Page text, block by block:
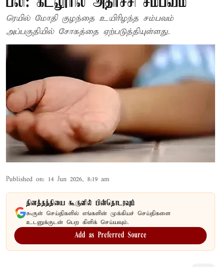
ரெயில் மோதி குழந்தை உயிரிழந்த சம்பவம்
அப்பகுதியில் சோகத்தை ஏற்படுத்தியுள்ளது.
Published on: 14 Jun 2026, 8:19 am
தினத்தந்தியை கூகுளில் பின்தொடரவும்
கூகுள் செய்திகளில் எங்களின் முக்கியச் செய்திகளை
உடனுக்குடன் பெற கிளிக் செய்யவும்.
Add as Preferred Source